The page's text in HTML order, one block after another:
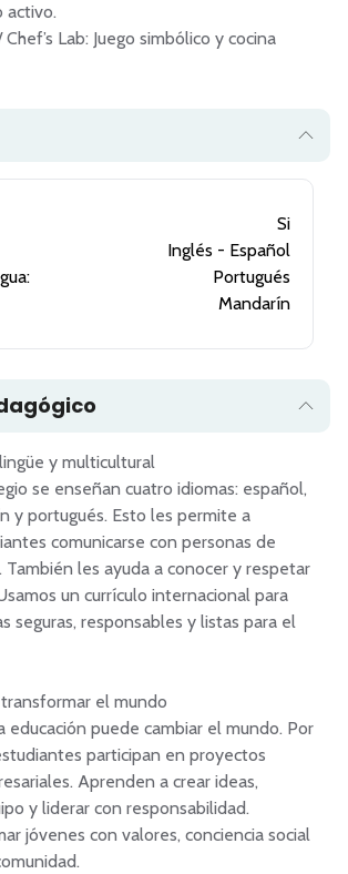
activo.
Lab: Juego simbólico y cocina
Si
Inglés - Español
Portugués
Mandarín
y multicultural
se enseñan cuatro idiomas: español,
y portugués. Esto les permite a
comunicarse con personas de
les ayuda a conocer y respetar
un currículo internacional para
seguras, responsables y listas para el
el mundo
educación puede cambiar el mundo. Por
participan en proyectos
Aprenden a crear ideas,
y liderar con responsabilidad.
jóvenes con valores, conciencia social